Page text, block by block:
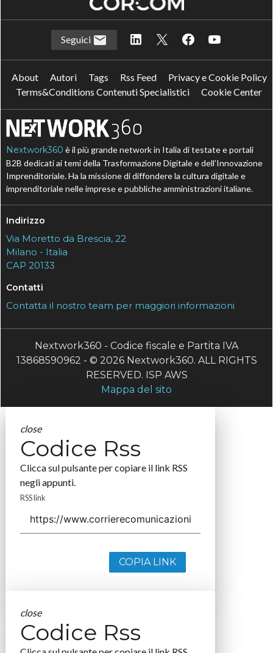
Seguici
About Autori Tags Rss Feed
Privacy e Cookie Policy
Terms&Conditions Contenuti Specialistici
Cookie Center
Nextwork360 è il più grande network in Italia di testate e portali
B2B dedicati ai temi della Trasformazione Digitale e dell’Innovazione
Imprenditoriale. Ha la missione di diffondere la cultura digitale e
imprenditoriale nelle imprese e pubbliche amministrazioni italiane.
Indirizzo
Via Moretto da Brescia, 22
Milano - Italia
CAP 20133
Contatti
Contatta il nostro team per maggiori informazioni
Nextwork360 - Codice fiscale e Partita IVA
13868590962 - © 2026 Nextwork360. ALL RIGHTS
RESERVED. ISP AWS
Mappa del sito
close
Codice Rss
Clicca sul pulsante per copiare il link RSS
negli appunti.
RSS link
COPIA LINK
close
Codice Rss